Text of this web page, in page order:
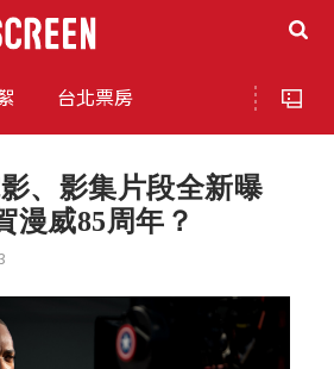
台北票房
、影集片段全新曝
漫威85周年？